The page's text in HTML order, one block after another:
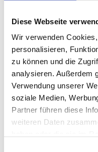
Diese Webseite
Wir verwenden
personalisieren,
zu können und die
analysieren. Außerdem
Verwendung unserer
soziale Medien,
Partner führen diese
weiteren Daten
am Loop
bei uns für ein
Schreib uns
Die Autoren